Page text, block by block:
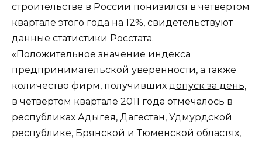
строительстве в России понизился в четвертом
квартале этого года на 12%, свидетельствуют
данные статистики Росстата.
«Положительное значение индекса
предпринимательской уверенности, а также
количество фирм, получивших допуск за день,
в четвертом квартале 2011 года отмечалось в
республиках Адыгея, Дагестан, Удмурдской
республике, Брянской и Тюменской областях,